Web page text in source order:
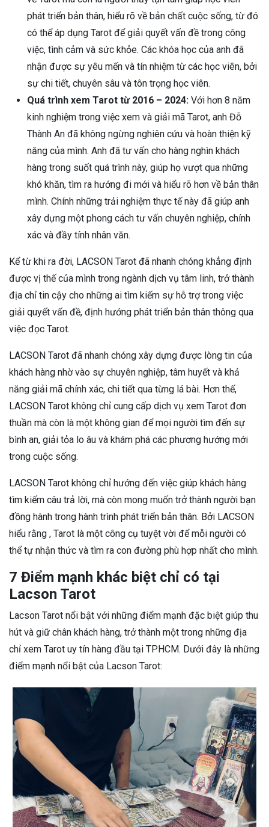
phát triển bản thân, hiểu rõ về bản chất cuộc sống, từ đó
có thể áp dụng Tarot để giải quyết vấn đề trong công
việc, tình cảm và sức khỏe. Các khóa học của anh đã
nhận được sự yêu mến và tín nhiệm từ các học viên, bởi
sự chi tiết, chuyên sâu và tôn trọng học viên.
Quá trình xem Tarot từ 2016 – 2024: Với hơn 8 năm
kinh nghiệm trong việc xem và giải mã Tarot, anh Đỗ
Thành An đã không ngừng nghiên cứu và hoàn thiện kỹ
năng của mình. Anh đã tư vấn cho hàng nghìn khách
hàng trong suốt quá trình này, giúp họ vượt qua những
khó khăn, tìm ra hướng đi mới và hiểu rõ hơn về bản thân
mình. Chính những trải nghiệm thực tế này đã giúp anh
xây dựng một phong cách tư vấn chuyên nghiệp, chính
xác và đầy tính nhân văn.
Kể từ khi ra đời, LACSON Tarot đã nhanh chóng khẳng định
được vị thế của mình trong ngành dịch vụ tâm linh, trở thành
địa chỉ tin cậy cho những ai tìm kiếm sự hỗ trợ trong việc
giải quyết vấn đề, định hướng phát triển bản thân thông qua
việc đọc Tarot.
LACSON Tarot đã nhanh chóng xây dựng được lòng tin của
khách hàng nhờ vào sự chuyên nghiệp, tâm huyết và khả
năng giải mã chính xác, chi tiết qua từng lá bài. Hơn thế,
LACSON Tarot không chỉ cung cấp dịch vụ xem Tarot đơn
thuần mà còn là một không gian để mọi người tìm đến sự
bình an, giải tỏa lo âu và khám phá các phương hướng mới
trong cuộc sống.
LACSON Tarot không chỉ hướng đến việc giúp khách hàng
tìm kiếm câu trả lời, mà còn mong muốn trở thành người bạn
đồng hành trong hành trình phát triển bản thân. Bởi LACSON
hiểu rằng , Tarot là một công cụ tuyệt vời để mỗi người có
thể tự nhận thức và tìm ra con đường phù hợp nhất cho mình.
7 Điểm mạnh khác biệt chỉ có tại
Lacson Tarot
Lacson Tarot nổi bật với những điểm mạnh đặc biệt giúp thu
hút và giữ chân khách hàng, trở thành một trong những địa
chỉ xem Tarot uy tín hàng đầu tại TPHCM. Dưới đây là những
điểm mạnh nổi bật của Lacson Tarot: